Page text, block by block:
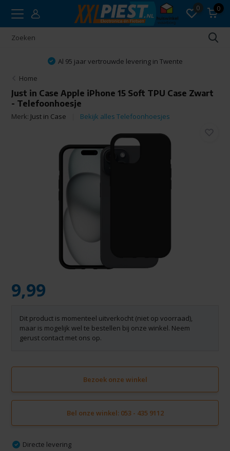
0 0
Al 95 jaar vertrouwde levering in Twente
Home
Just in Case Apple iPhone 15 Soft TPU Case Zwart
- Telefoonhoesje
Merk: Just in Case Bekijk alles Telefoonhoesjes
9,99
Dit product is momenteel uitverkocht (niet op voorraad),
maar is mogelijk wel te bestellen bij onze winkel. Neem
gerust contact met ons op.
Bezoek onze winkel
Bel onze winkel: 053 - 435 9112
Directe levering